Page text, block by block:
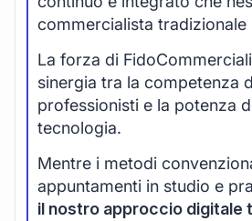
commercialista tradizionale
La forza di
sinergia tra la competenza
professionisti e la potenza
tecnologia.
Mentre i metodi
appuntamenti in studio e
il nostro approccio digitale